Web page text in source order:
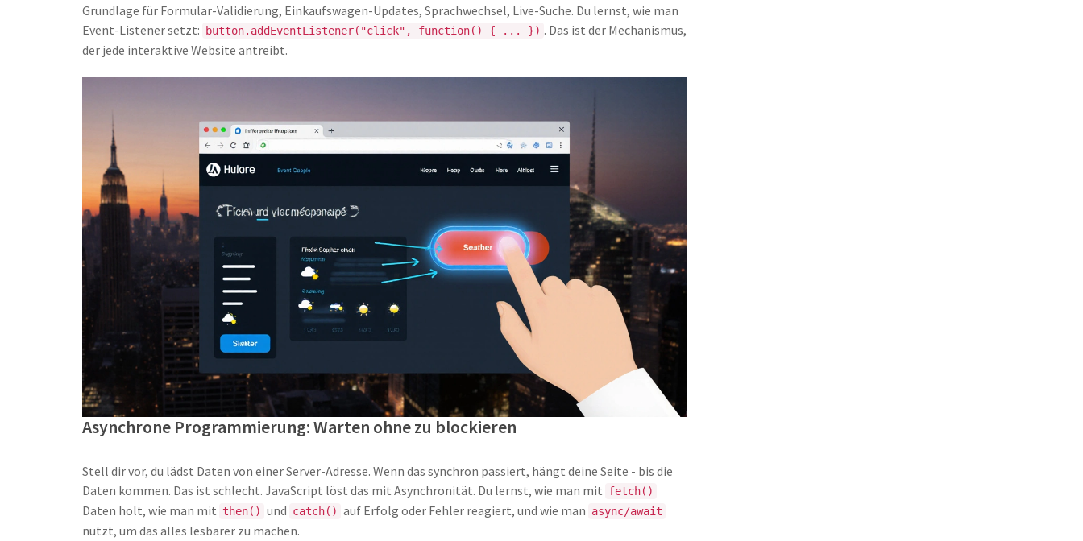
Grundlage für Formular-Validierung, Einkaufswagen-Updates, Sprachwechsel, Live-Suche. Du lernst, wie man
Event-Listener setzt:
button.addEventListener("click", function() { ... }) . Das ist der Mechanismus,
der jede interaktive Website antreibt.
Asynchrone Programmierung: Warten ohne zu blockieren
Stell dir vor, du lädst Daten von einer Server-Adresse. Wenn das synchron passiert, hängt deine Seite - bis die
Daten kommen. Das ist schlecht. JavaScript löst das mit Asynchronität. Du lernst, wie man mit fetch()
Daten holt, wie man mit then() und catch() auf Erfolg oder Fehler reagiert, und wie man async/await
nutzt, um das alles lesbarer zu machen.